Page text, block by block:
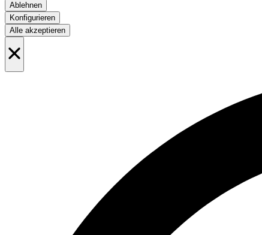
Ablehnen
Konfigurieren
Alle akzeptieren